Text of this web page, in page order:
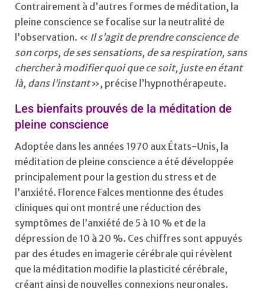
Contrairement à d’autres formes de méditation, la
pleine conscience se focalise sur la neutralité de
l’observation. « Il s’agit de prendre conscience de
son corps, de ses sensations, de sa respiration, sans
chercher à modifier quoi que ce soit, juste en étant
là, dans l’instant», précise l’hypnothérapeute.
Les bienfaits prouvés de la méditation de
pleine conscience
Adoptée dans les années 1970 aux États-Unis, la
méditation de pleine conscience a été développée
principalement pour la gestion du stress et de
l’anxiété. Florence Falces mentionne des études
cliniques qui ont montré une réduction des
symptômes de l’anxiété de 5 à 10 % et de la
dépression de 10 à 20 %. Ces chiffres sont appuyés
par des études en imagerie cérébrale qui révèlent
que la méditation modifie la plasticité cérébrale,
créant ainsi de nouvelles connexions neuronales.